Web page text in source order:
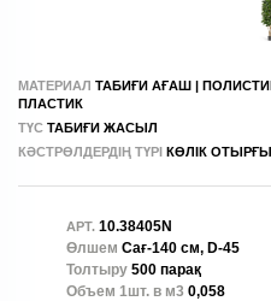
МАТЕРИАЛ ТАБИҒИ АҒАШ |
ПЛАСТИК
ТҮС ТАБИҒИ ЖАСЫЛ
КӘСТРӨЛДЕРДІҢ ТҮРІ КӨЛІК
АРТ. 10.38405N
Өлшем Сағ-140 см, D-45
Толтыру 500 парақ
Объем 1шт. в м3 0,058